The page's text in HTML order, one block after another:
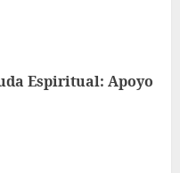
Espiritual: Apoyo